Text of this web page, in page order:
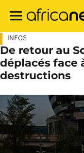
contenu
INFOS
De retour au
déplacés face
destructions